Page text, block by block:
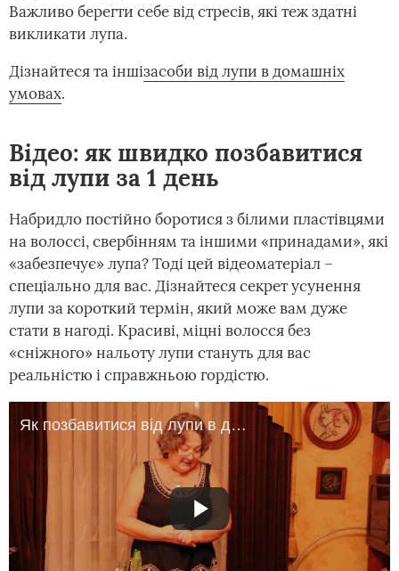
Важливо берегти себе від стресів, які теж здатні
викликати лупа.
Дізнайтеся та іншізасоби від лупи в домашніх
умовах.
Відео: як швидко позбавитися
від лупи за 1 день
Набридло постійно боротися з білими пластівцями
на волоссі, свербінням та іншими «принадами», які
«забезпечує» лупа? Тоді цей відеоматеріал –
спеціально для вас. Дізнайтеся секрет усунення
лупи за короткий термін, який може вам дуже
стати в нагоді. Красиві, міцні волосся без
«сніжного» нальоту лупи стануть для вас
реальністю і справжньою гордістю.
Як позбавитися від лупи в домашніх умовах назавжди